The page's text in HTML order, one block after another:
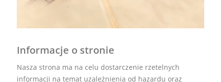
Informacje o stronie
Nasza strona ma na celu dostarczenie rzetelnych
informacji na temat uzależnienia od hazardu oraz